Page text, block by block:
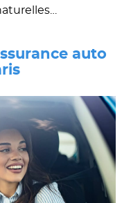
auto